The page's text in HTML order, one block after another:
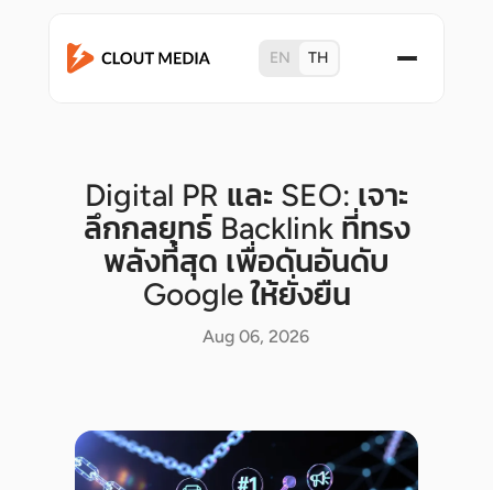
EN TH
Digital PR และ SEO: เจาะ
ลึกกลยุทธ์ Backlink ที่ทรง
พลังที่สุด เพื่อดันอันดับ
Google ให้ยั่งยืน
Aug 06, 2026